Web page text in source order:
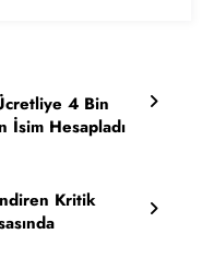
4 Bin
İsim Hesapladı
Kritik